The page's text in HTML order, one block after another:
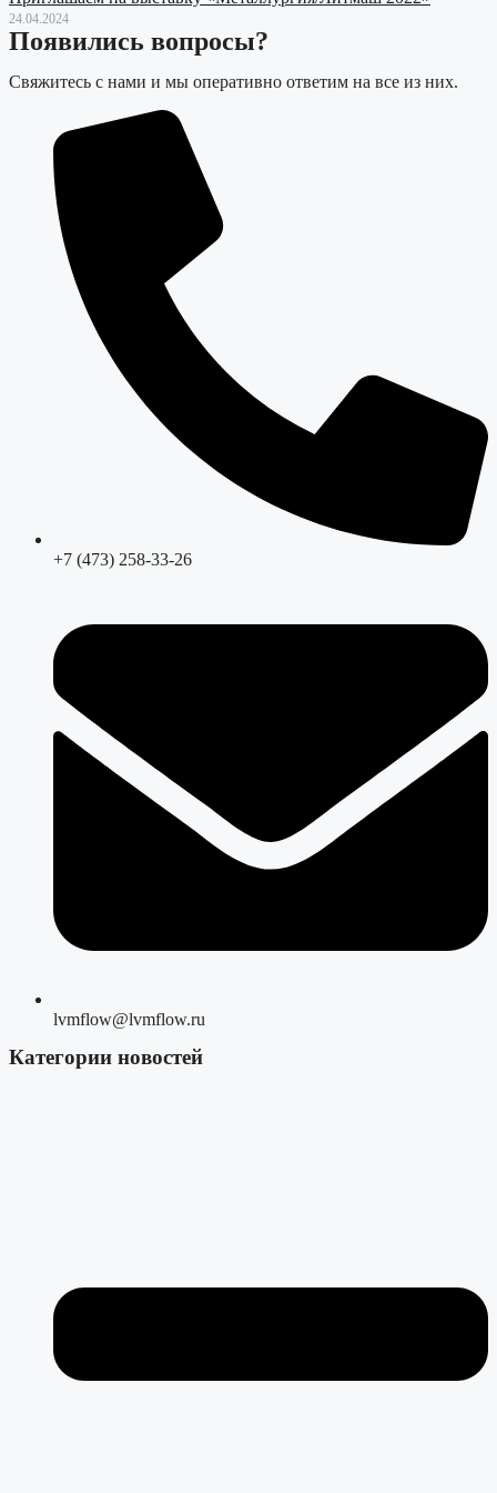
24.04.2024
Появились вопросы?
Свяжитесь с нами и мы оперативно ответим на все из них.
+7 (473) 258-33-26
lvmflow@lvmflow.ru
Категории новостей